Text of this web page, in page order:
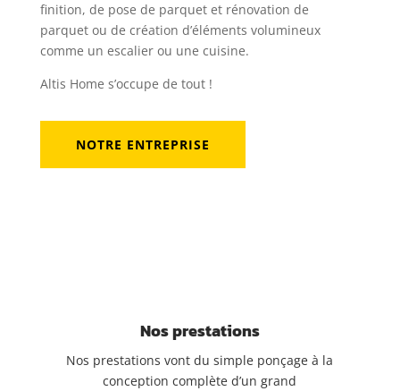
finition, de pose de parquet et rénovation de
parquet ou de création d’éléments volumineux
comme un escalier ou une cuisine.
Altis Home s’occupe de tout !
NOTRE ENTREPRISE
Nos prestations
Nos prestations vont du simple ponçage à la
conception complète d’un grand